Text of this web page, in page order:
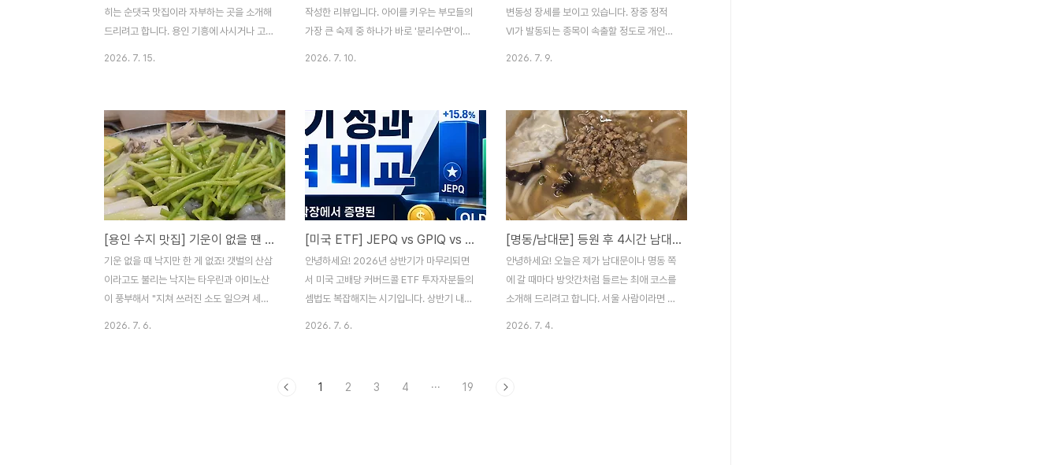
(CXMT)가 상하이 과창판에 상장하자마자
400%..
미 많은 분들이 계셨고, 다들 물놀이 준비..
히는 순댓국 맛집이라 자부하는 곳을 소개해
드리려고 합니다. 용인 기흥에 사시거나 고매
과는 완전히 궤를 달리하는 독보적인 매력을
가진 곳이랍니다. 1. 원평시골장터순대국밥
위치 & 영업정보 영업 화요일 ~ 일요일
10:30 ~ 20:00 (브레이크 타임: 15:30 ~
17:00 / 정기 휴무: 월)주소 경기도 용인시
기흥구 고매동 546-14(공세로 10)전화
031-285-1247 주차 가능, 재료가 조기에
소진될 경우 영업을 마감할 수 있음. 2. 원평
시골장터 메뉴 - 순대국밥에는 고기..
2026. 7. 15.
작성한 리뷰입니다. 아이를 키우는 부모들의
가장 큰 숙제 중 하나가 바로 '분리수면'이죠?
을 꿈꾸며 아기가 태어나기도 전부터 ‘일룸
쿠시노 저상형 침대 프레임’에 ‘일룸 데일리
라이트 펌 매트리스’를 구매해 준비했습니다.
하지만 분리수면은 쉽지않더라고요! 😭 결국
남편과 번갈아가며 아기 침대에서 성인 1명
+ 아기 조합으로 함께 생활하게 되었죠. 3년
정도 사용하다 보니 아기가 쉬를 흘리기도 하
고, 침대 위에서 점프도 워낙 많이 해서 매트
리스를 교체해 주어야겠다고 결심했습니다.
조금 더 탄..
2026. 7. 10.
변동성 장세를 보이고 있습니다. 장중 정적
VI가 발동되는 종목이 속출할 정도로 개인이
니다. 1. 2026년 상반기 증시의 본질:
'KOSPI = 반도체' 등식의 증명2026년 들
어 국내 증시에서 가장 두드러진 현상은
KOSPI 지수 차트와 삼성전자, SK하이닉스
의 차트가 사실상 데칼코마니 수준으로 움직
이고 있다는 점입니다. 지수가 올라갈 때도
이들 두 종목이 강력하게 이끌었고, 반대로
밀릴 때 역시 반도체 섹터의 변동성이 지수
전체를 그대로 끌어내렸습니다. 코스피 전체
시가총액에서 두 기..
2026. 7. 9.
[용인 수지 맛집] 기운이 없을 땐 소도 때려 잡는다는 연포탕으로 몸보신 '낙지장날'
기운 없을 때 낙지만 한 게 없죠! 갯벌의 산삼
이라고도 불리는 낙지는 타우린과 아미노산
이 풍부해서 "지쳐 쓰러진 소도 일으켜 세운
2026. 7. 6.
[미국 ETF] JEPQ vs GPIQ vs QQQI 상반기 성과 비교: 상승장, 하락장에서 승자는?
안녕하세요! 2026년 상반기가 마무리되면
서 미국 고배당 커버드콜 ETF 투자자분들의
셈법도 복잡해지는 시기입니다. 상반기 내내
좌 희비도 크게 갈렸을 것 같습니다. 오늘은
2026. 7. 6.
[명동/남대문] 등원 후 4시간 남대문 코스! 아기옷 쇼핑 ➔ 명동교자 ➔ 리사르 커피
안녕하세요! 오늘은 제가 남대문이나 명동 쪽
에 갈 때마다 방앗간처럼 들르는 최애 코스를
소개해 드리려고 합니다. 서울 사람이라면 모
내기 위해 친구와 남대문에서 뭉쳤습니다!🛍️
2026. 7. 4.
1 2 3 4 ··· 19